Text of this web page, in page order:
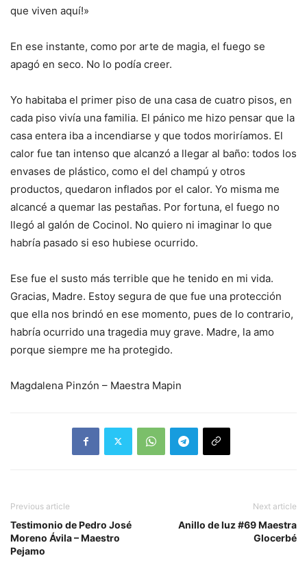
que viven aquí!»
En ese instante, como por arte de magia, el fuego se
apagó en seco. No lo podía creer.
Yo habitaba el primer piso de una casa de cuatro pisos, en
cada piso vivía una familia. El pánico me hizo pensar que la
casa entera iba a incendiarse y que todos moriríamos. El
calor fue tan intenso que alcanzó a llegar al baño: todos los
envases de plástico, como el del champú y otros
productos, quedaron inflados por el calor. Yo misma me
alcancé a quemar las pestañas. Por fortuna, el fuego no
llegó al galón de Cocinol. No quiero ni imaginar lo que
habría pasado si eso hubiese ocurrido.
Ese fue el susto más terrible que he tenido en mi vida.
Gracias, Madre. Estoy segura de que fue una protección
que ella nos brindó en ese momento, pues de lo contrario,
habría ocurrido una tragedia muy grave. Madre, la amo
porque siempre me ha protegido.
Magdalena Pinzón – Maestra Mapin
Previous article
Testimonio de Pedro José
Moreno Ávila – Maestro
Pejamo
Next article
Anillo de luz #69 Maestra
Glocerbé